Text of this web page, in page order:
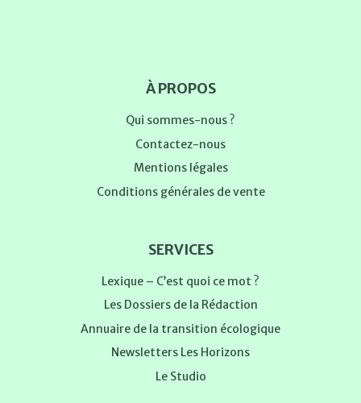
À PROPOS
Qui sommes-nous ?
Contactez-nous
Mentions légales
Conditions générales de vente
SERVICES
Lexique – C’est quoi ce mot ?
Les Dossiers de la Rédaction
Annuaire de la transition écologique
Newsletters Les Horizons
Le Studio